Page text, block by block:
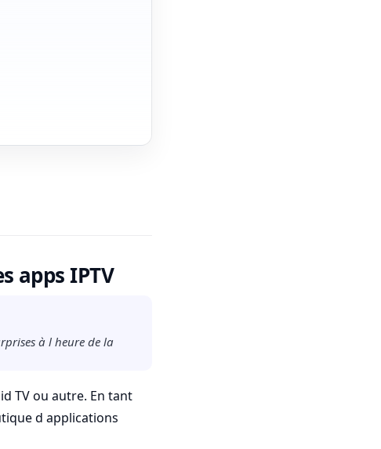
apps IPTV
à l heure de la
TV ou autre. En tant
d applications